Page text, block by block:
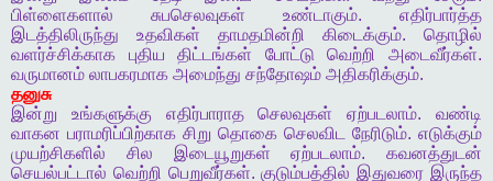
பிள்ளைகளால்
சுபசெலவுகள் உண்டாகும். எதிர்பார்த்த
இடத்திலிருந்து
உதவிகள் தாமதமின்றி கிடைக்கும். தொழில்
வளர்ச்சிக்காக
புதிய திட்டங்கள் போட்டு வெற்றி அடைவீர்கள்.
வருமானம் லாபகரமாக அமைந்து சந்தோஷம் அதிகரிக்கும்.
தனுசு
இன்று
உங்களுக்கு எதிர்பாராத செலவுகள் ஏற்படலாம்.வண்டி
வாகன பராமரிப்பிற்காக சிறு தொகை செலவிட நேரிடும். எடுக்கும்
முயற்சிகளில்
சில இடையூறுகள் ஏற்படலாம். கவனத்துடன்
செயல்பட்டால் வெற்றி பெறுவீர்கள்.குடும்பத்தில் இதுவரை இருந்த